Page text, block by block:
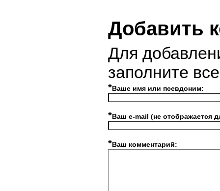
Добавить
Для
заполните
*Ваше имя или псевдоним:
*Ваш e-mail (не отображается
*Ваш комментарий: